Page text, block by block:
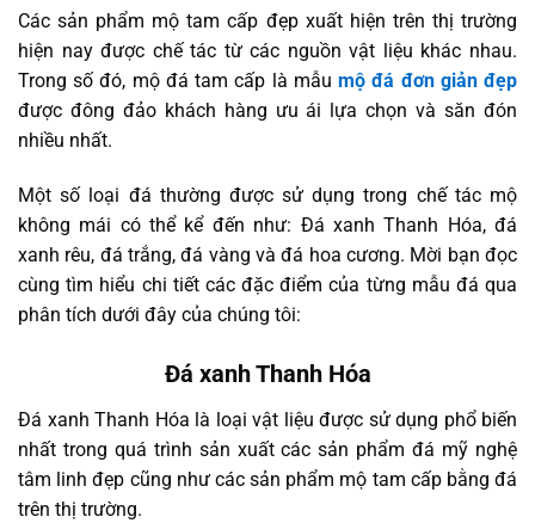
Các sản phẩm mộ tam cấp đẹp xuất hiện trên thị trường
hiện nay được chế tác từ các nguồn vật liệu khác nhau.
Trong số đó, mộ đá tam cấp là mẫumộ đá đơn giản đẹp
được đông đảo khách hàng ưu ái lựa chọn và săn đón
nhiều nhất.
Một số loại đá thường được sử dụng trong chế tác mộ
không mái có thể kể đến như: Đá xanh Thanh Hóa, đá
xanh rêu, đá trắng, đá vàng và đá hoa cương. Mời bạn đọc
cùng tìm hiểu chi tiết các đặc điểm của từng mẫu đá qua
phân tích dưới đây của chúng tôi:
Đá xanh Thanh Hóa
Đá xanh Thanh Hóa là loại vật liệu được sử dụng phổ biến
nhất trong quá trình sản xuất các sản phẩm đá mỹ nghệ
tâm linh đẹp cũng như các sản phẩm mộ tam cấp bằng đá
trên thị trường.